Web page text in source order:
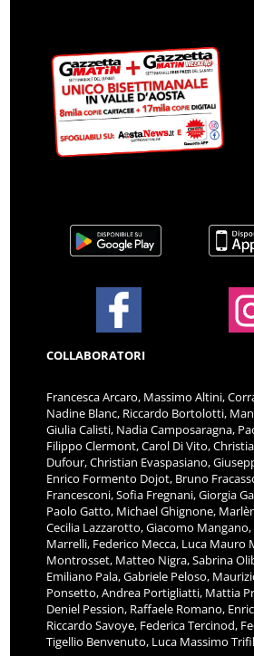
COLLABORATORI
Francesca Arcaro, Massimo Altini,
Nadine Blanc, Riccardo Bortolotti,
Giulia Calisti, Nadia Camposaragna,
Filippo Clermont, Carol Di Vito,
Dufour, Christian Evaspasiano,
Enrico Formento Dojot, Bruno
Francesconi, Sofia Fregnani, Giorgia
Paolo Gatto, Michael Ghignone,
Cecilia Lazzarotto, Giacomo Mangano,
Marrelli, Federico Mecca, Luca Mauro
Montrosset, Matteo Nigra, Sabrina
Emiliano Pala, Gabriele Peloso,
Ponsetto, Andrea Portigliatti, Mattia
Deniel Pession, Raffaele Romano,
Riccardo Savoye, Federica Tercinod,
Tigellio Benvenuto, Luca Massimo